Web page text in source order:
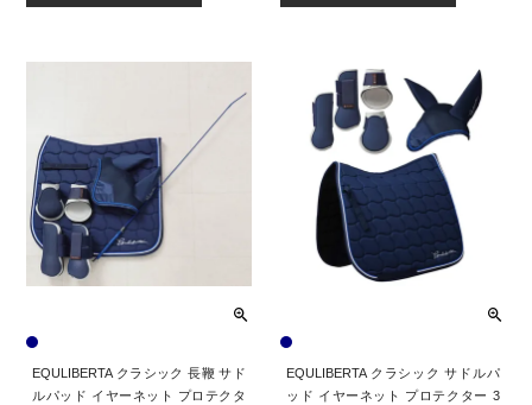
EQULIBERTA クラシック 長鞭 サド
ルパッド イヤーネット プロテクタ
EQULIBERTA クラシック サドルパ
ッド イヤーネット プロテクター 3